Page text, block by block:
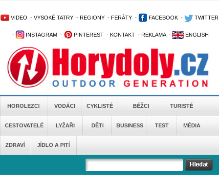
VIDEO - VYSOKÉ TATRY - REGIONY - FERÁTY - FACEBOOK - TWITTER
- INSTAGRAM - PINTEREST - KONTAKT - REKLAMA - ENGLISH
HOROLEZCI VODÁCI CYKLISTÉ BĚŽCI TURISTÉ
CESTOVATELÉ LYŽAŘI DĚTI BUSINESS TEST MÉDIA
ZDRAVÍ JÍDLO A PITÍ